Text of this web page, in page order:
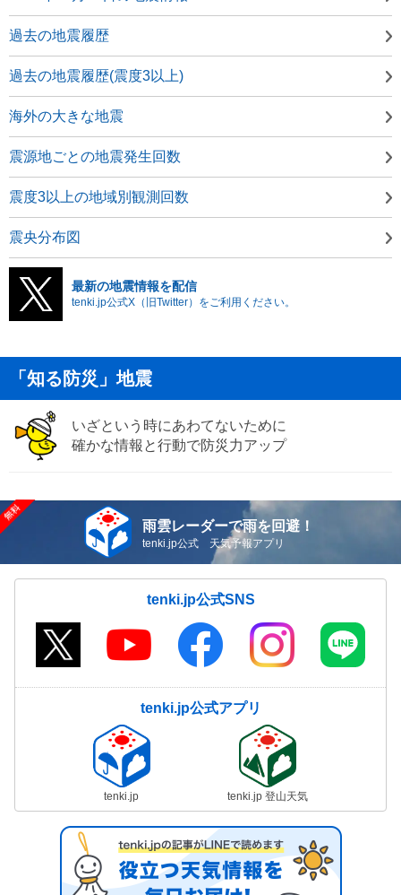
過去の地震履歴
過去の地震履歴(震度3以上)
海外の大きな地震
震源地ごとの地震発生回数
震度3以上の地域別観測回数
震央分布図
最新の地震情報を配信
tenki.jp公式X（旧Twitter）をご利用ください。
「知る防災」地震
いざという時にあわてないために
確かな情報と行動で防災力アップ
雨雲レーダーで雨を回避！
tenki.jp公式 天気予報アプリ
tenki.jp公式SNS
tenki.jp公式アプリ
tenki.jp tenki.jp 登山天気